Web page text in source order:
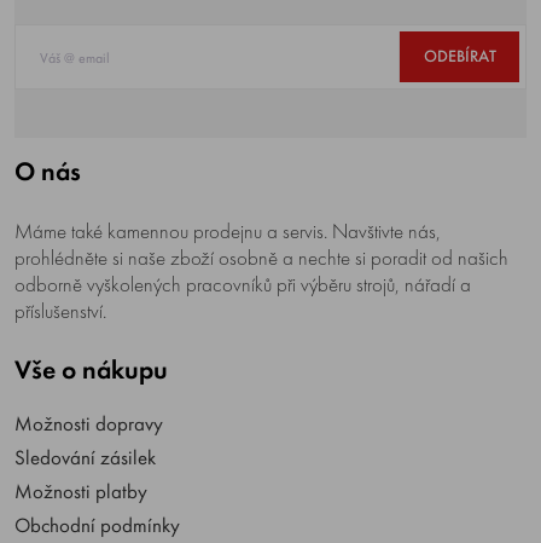
ODEBÍRAT
O nás
Máme také kamennou prodejnu a servis. Navštivte nás,
prohlédněte si naše zboží osobně a nechte si poradit od našich
odborně vyškolených pracovníků při výběru strojů, nářadí a
příslušenství.
Vše o nákupu
Možnosti dopravy
Sledování zásilek
Možnosti platby
Obchodní podmínky